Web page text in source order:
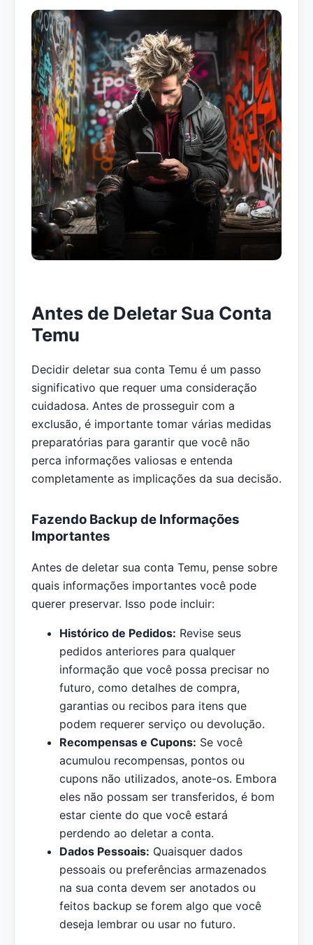
Antes de Deletar Sua Conta
Temu
Decidir deletar sua conta Temu é um passo
significativo que requer uma consideração
cuidadosa. Antes de prosseguir com a
exclusão, é importante tomar várias medidas
preparatórias para garantir que você não
perca informações valiosas e entenda
completamente as implicações da sua decisão.
Fazendo Backup de Informações
Importantes
Antes de deletar sua conta Temu, pense sobre
quais informações importantes você pode
querer preservar. Isso pode incluir:
Histórico de Pedidos: Revise seus
pedidos anteriores para qualquer
informação que você possa precisar no
futuro, como detalhes de compra,
garantias ou recibos para itens que
podem requerer serviço ou devolução.
Recompensas e Cupons: Se você
acumulou recompensas, pontos ou
cupons não utilizados, anote-os. Embora
eles não possam ser transferidos, é bom
estar ciente do que você estará
perdendo ao deletar a conta.
Dados Pessoais: Quaisquer dados
pessoais ou preferências armazenados
na sua conta devem ser anotados ou
feitos backup se forem algo que você
deseja lembrar ou usar no futuro.